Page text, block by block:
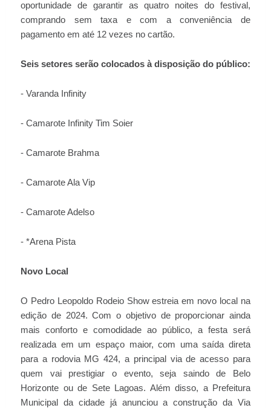
oportunidade de garantir as quatro noites do festival,
comprando sem taxa e com a conveniência de
pagamento em até 12 vezes no cartão.
Seis setores serão colocados à disposição do público:
- Varanda Infinity
- Camarote Infinity Tim Soier
- Camarote Brahma
- Camarote Ala Vip
- Camarote Adelso
- *Arena Pista
Novo Local
O Pedro Leopoldo Rodeio Show estreia em novo local na
edição de 2024. Com o objetivo de proporcionar ainda
mais conforto e comodidade ao público, a festa será
realizada em um espaço maior, com uma saída direta
para a rodovia MG 424, a principal via de acesso para
quem vai prestigiar o evento, seja saindo de Belo
Horizonte ou de Sete Lagoas. Além disso, a Prefeitura
Municipal da cidade já anunciou a construção da Via